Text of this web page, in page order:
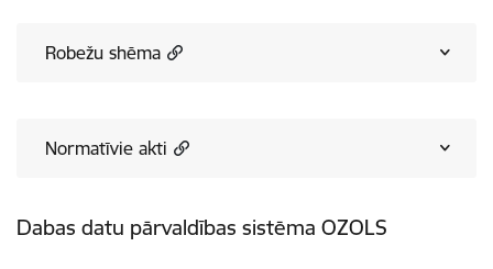
Robežu shēma
Normatīvie akti
Dabas datu pārvaldības sistēma OZOLS